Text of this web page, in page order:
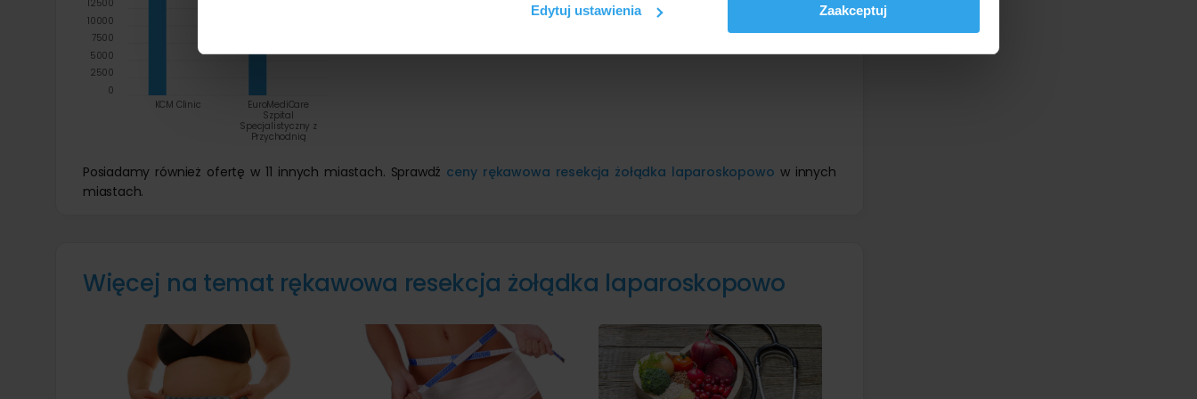
Edytuj ustawienia
Zaakceptuj
KCM Clinic
EuroMediCare
Szpital
Specjalistyczny z
Przychodnią
0
2500
5000
7500
10000
12500
Posiadamy również ofertę w 11 innych miastach. Sprawdź ceny rękawowa resekcja żołądka laparoskopowo w innych
miastach.
Więcej na temat rękawowa resekcja żołądka laparoskopowo